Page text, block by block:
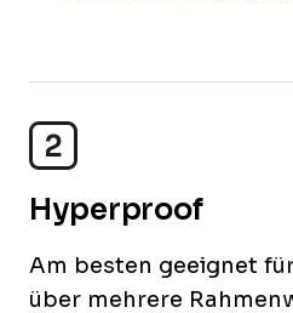
2
Hyperproof
Am besten geeignet
über mehrere